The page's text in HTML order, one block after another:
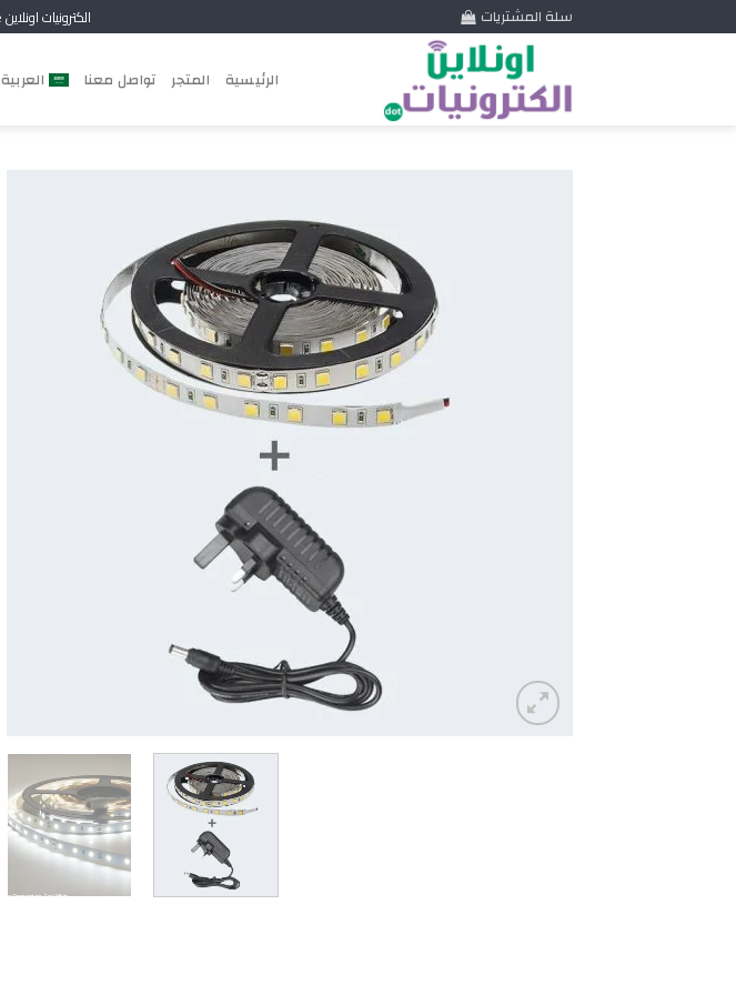
to
سلة المشتريات الكترونيات اونلاين Electroniyat online
الرئيسية المتجر تواصل معنا العربية